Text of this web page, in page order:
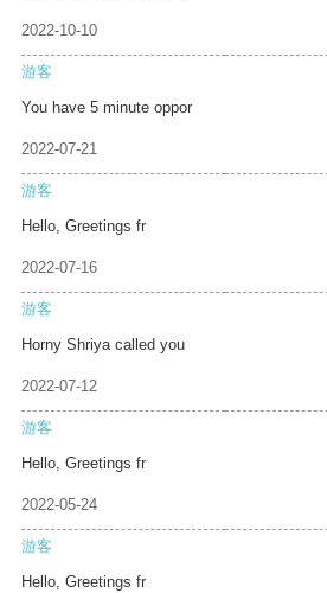
2022-10-10
游客
You have 5 minute oppor
2022-07-21
游客
Hello, Greetings fr
2022-07-16
游客
Horny Shriya called you
2022-07-12
游客
Hello, Greetings fr
2022-05-24
游客
Hello, Greetings fr